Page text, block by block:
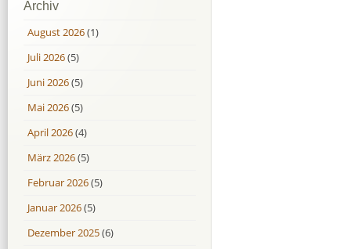
Archiv
August 2026(1)
Juli 2026(5)
Juni 2026(5)
Mai 2026(5)
April 2026(4)
März 2026(5)
Februar 2026(5)
Januar 2026(5)
Dezember 2025(6)